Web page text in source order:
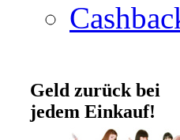
Geld zurück bei
jedem Einkauf!